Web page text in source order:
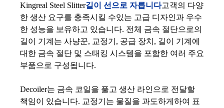
Kingreal Steel Slitter길이 선으로 자릅니다고객의 다양
한 생산 요구를 충족시킬 수있는 고급 디자인과 우수
한 성능을 보유하고 있습니다. 전체 금속 절단으로의
길이 기계는 사냥꾼, 교정기, 공급 장치, 길이 기계에
대한 금속 절단 및 스태킹 시스템을 포함한 여러 주요
부품으로 구성됩니다.
Decoiler는 금속 코일을 풀고 생산 라인으로 전달할
책임이 있습니다. 교정기는 물질을 과도하게하여 표